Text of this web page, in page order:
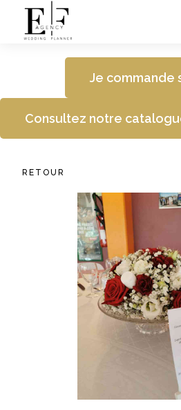
content
Je commande
Consultez notre
RETOUR